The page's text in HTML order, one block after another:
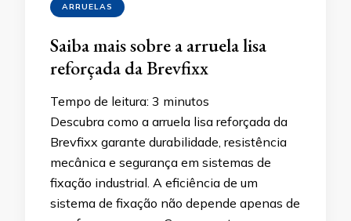
ARRUELAS
Saiba mais sobre a arruela lisa
reforçada da Brevfixx
Tempo de leitura: 3 minutos
Descubra como a arruela lisa reforçada da
Brevfixx garante durabilidade, resistência
mecânica e segurança em sistemas de
fixação industrial. A eficiência de um
sistema de fixação não depende apenas de